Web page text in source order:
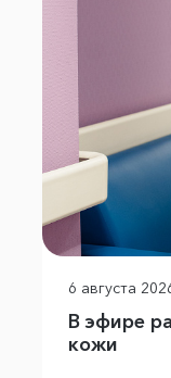
6 августа
В эфире
кожи